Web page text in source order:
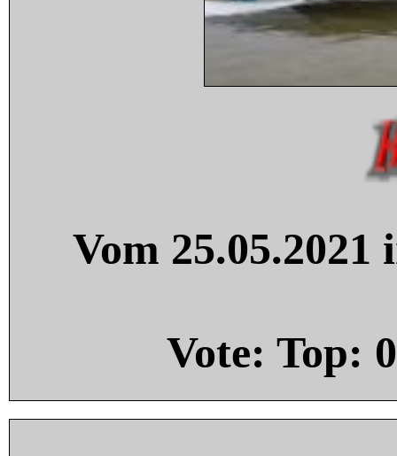
Vom
Vote: Top: 0